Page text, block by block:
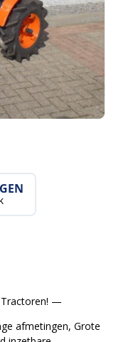
Tractoren! —
afmetingen, Grote